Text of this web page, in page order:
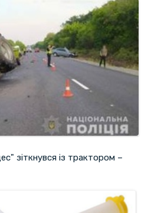
зіткнувся із трактором –